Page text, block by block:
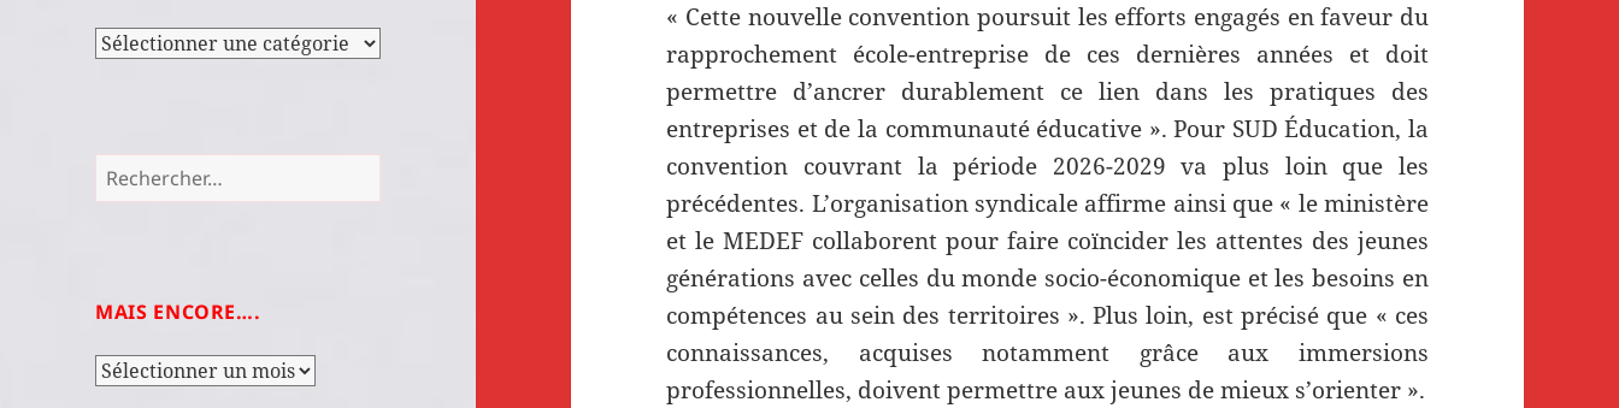
Par
Rechercher :
MAIS ENCORE….
Mais
« Cette nouvelle convention poursuit les efforts engagés en faveur du
rapprochement école-entreprise de ces dernières années et doit
permettre d’ancrer durablement ce lien dans les pratiques des
entreprises et de la communauté éducative ». Pour SUD Éducation, la
convention couvrant la période 2026-2029 va plus loin que les
précédentes. L’organisation syndicale affirme ainsi que « le ministère
et le MEDEF collaborent pour faire coïncider les attentes des jeunes
générations avec celles du monde socio-économique et les besoins en
compétences au sein des territoires ». Plus loin, est précisé que « ces
connaissances, acquises notamment grâce aux immersions
professionnelles, doivent permettre aux jeunes de mieux s’orienter ».